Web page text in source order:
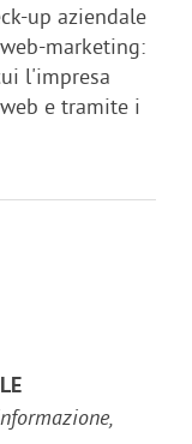
up aziendale
marketing:
l'impresa
e tramite i